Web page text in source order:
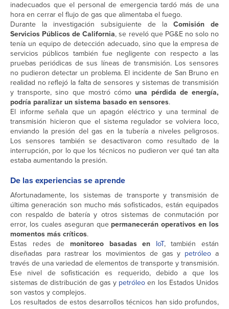
inadecuados que el personal de emergencia tardó más de una
hora en cerrar el flujo de gas que alimentaba el fuego.
Durante la investigación subsiguiente de la Comisión de
Servicios Públicos de California, se reveló que PG&E no solo no
tenía un equipo de detección adecuado, sino que la empresa de
servicios públicos también fue negligente con respecto a las
pruebas periódicas de sus líneas de transmisión. Los sensores
no pudieron detectar un problema. El incidente de San Bruno en
realidad no reflejó la falta de sensores y sistemas de transmisión
y transporte, sino que mostró cómo una pérdida de energía,
podría paralizar un sistema basado en sensores.
El informe señala que un apagón eléctrico y una terminal de
transmisión hicieron que el sistema regulador se volviera loco,
enviando la presión del gas en la tubería a niveles peligrosos.
Los sensores también se desactivaron como resultado de la
interrupción, por lo que los técnicos no pudieron ver qué tan alta
estaba aumentando la presión.
De las experiencias se aprende
Afortunadamente, los sistemas de transporte y transmisión de
última generación son mucho más sofisticados, están equipados
con respaldo de batería y otros sistemas de conmutación por
error, los cuales aseguran que permanecerán operativos en los
momentos más críticos.
Estas redes de monitoreo basadas en IoT, también están
diseñadas para rastrear los movimientos de gas y petróleo a
través de una variedad de elementos de transporte y transmisión.
Ese nivel de sofisticación es requerido, debido a que los
sistemas de distribución de gas y petróleo en los Estados Unidos
son vastos y complejos.
Los resultados de estos desarrollos técnicos han sido profundos,